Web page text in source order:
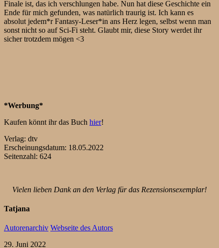
Finale ist, das ich verschlungen habe. Nun hat diese Geschichte ein
Ende für mich gefunden, was natürlich traurig ist. Ich kann es
absolut jedem*r Fantasy-Leser*in ans Herz legen, selbst wenn man
sonst nicht so auf Sci-Fi steht. Glaubt mir, diese Story werdet ihr
sicher trotzdem mögen <3
*Werbung*
Kaufen könnt ihr das Buch hier!
Verlag: dtv
Erscheinungsdatum: 18.05.2022
Seitenzahl: 624
Vielen lieben Dank an den Verlag für das Rezensionsexemplar!
Tatjana
Autorenarchiv Webseite des Autors
29. Juni 2022